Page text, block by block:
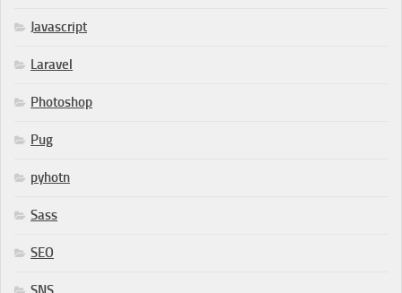
Javascript
Laravel
Photoshop
Pug
pyhotn
Sass
SEO